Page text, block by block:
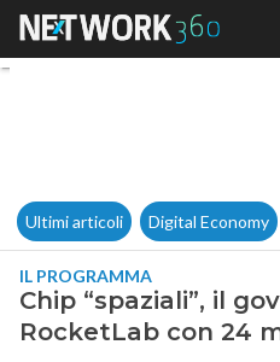
Chip
Ultimi articoli Digital Economy
IL PROGRAMMA
Chip “spaziali”, il
RocketLab con 24